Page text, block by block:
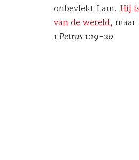
onbevlekt Lam. Hij
van de wereld, maar
1 Petrus 1:19-20